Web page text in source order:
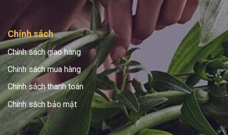
Chính sách
Chính sách giao hàng
Chính sách mua hàng
Chính sách thanh toán
Chính sách bảo mật